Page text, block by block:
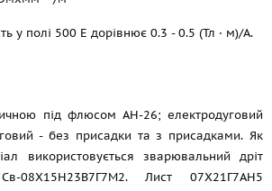
у полі 500 Е дорівнює 0.3 - 0.5 (Тл · м)/А.
під флюсом АН-26; електродуговий
- без присадки та з присадками. Як
використовується зварювальний дріт
08Х15Н23В7Г7М2. Лист 07Х21Г7АН5